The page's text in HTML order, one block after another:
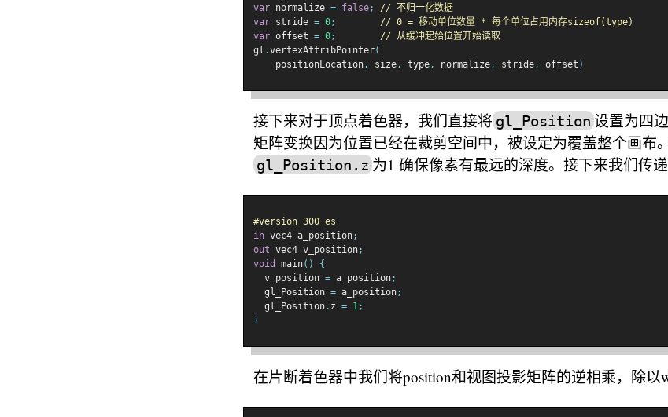
var normalize = false;
// 不归一化数据
var stride = 0;
// 0 = 移动单位数量 * 每个单位占用内存sizeof(type)
var offset = 0;
// 从缓冲起始位置开始读取
gl .vertexAttribPointer(
    positionLocation
, size , type , normalize , stride , offset )
接下来对于顶点着色器，我们直接将 gl_Position 设置为四
矩阵变换因为位置已经在裁剪空间中，被设定为覆盖整个画布
gl_Position.z 为1 确保像素有最远的深度。接下来我们传
#version 300 es
in vec4 a_position;
out vec4 v_position;
void
main()
{
  v_position
= a_position;
  gl_Position
= a_position;
  gl_Position
. z = 1 ;
}
在片断着色器中我们将position和视图投影矩阵的逆相乘，除以